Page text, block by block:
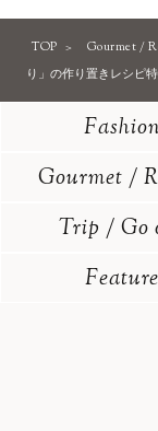
TOP Gourmet /
り」の作り置きレシピ
Fashion
Gourmet /
Trip / Go
Feature